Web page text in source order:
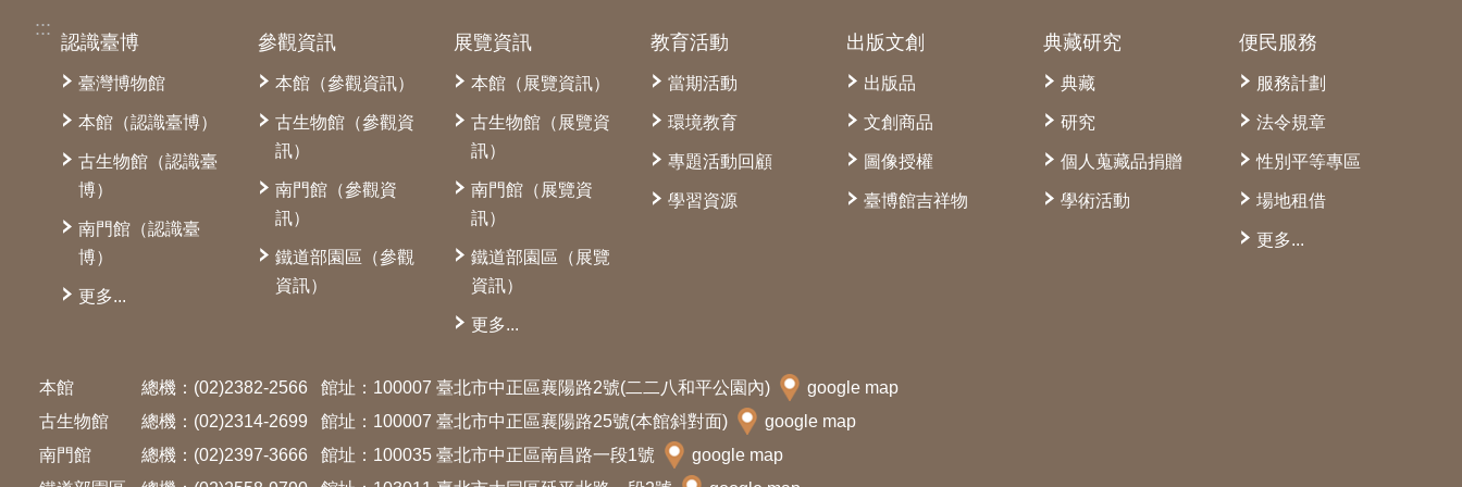
:::
認識臺博
臺灣博物館
本館（認識臺博）
古生物館（認識臺
博）
南門館（認識臺
博）
更多...
參觀資訊
本館（參觀資訊）
古生物館（參觀資
訊）
南門館（參觀資
訊）
鐵道部園區（參觀
資訊）
展覽資訊
本館（展覽資訊）
古生物館（展覽資
訊）
南門館（展覽資
訊）
鐵道部園區（展覽
資訊）
更多...
教育活動
當期活動
環境教育
專題活動回顧
學習資源
出版文創
出版品
文創商品
圖像授權
臺博館吉祥物
典藏研究
典藏
研究
個人蒐藏品捐贈
學術活動
便民服務
服務計劃
法令規章
性別平等專區
場地租借
更多...
本館 總機：(02)2382-2566 館址：100007 臺北市中正區襄陽路2號(二二八和平公園內)
google map
古生物館
總機：(02)2314-2699 館址：100007 臺北市中正區襄陽路25號(本館斜對面)
google map
南門館
總機：(02)2397-3666 館址：100035 臺北市中正區南昌路一段1號
google map